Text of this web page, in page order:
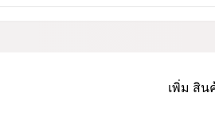
เพิ่ม สิน